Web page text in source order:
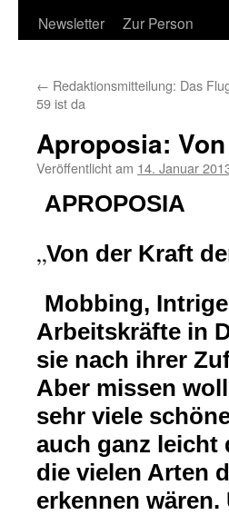
Newsletter
Zur Person
← Redaktionsmitteilung: Das
59 ist da
Aproposia:
Veröffentlicht am 14. Januar
APROPOSIA
„Von der Kraft
Mobbing,
Arbeitskräfte in
sie nach ihrer
Aber missen
sehr viele
auch ganz leicht
die vielen Arten
erkennen